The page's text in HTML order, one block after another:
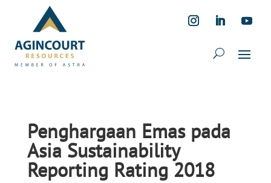
Penghargaan Emas pada
Asia Sustainability
Reporting Rating 2018